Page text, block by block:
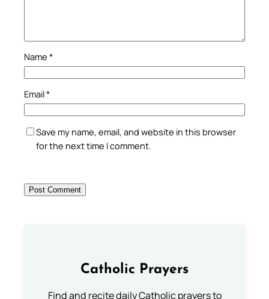
Name *
Email*
Save my name, email, and website in this browser
for the next time I comment.
Catholic Prayers
Find and recite daily Catholic prayers to